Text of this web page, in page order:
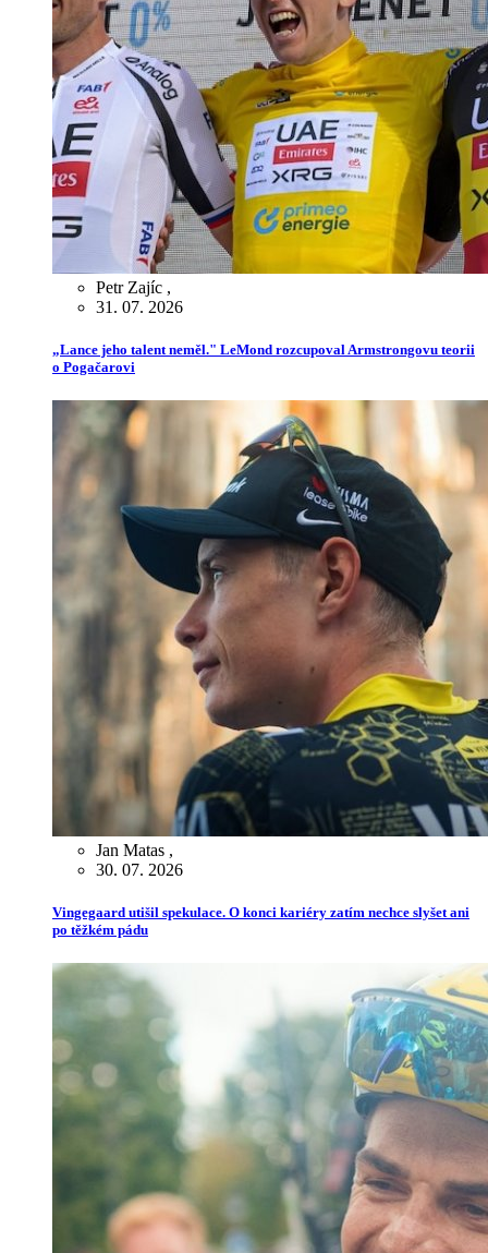
Petr Zajíc ,
31. 07. 2026
„Lance jeho talent neměl." LeMond rozcupoval Armstrongovu teorii
o Pogačarovi
Jan Matas ,
30. 07. 2026
Vingegaard utišil spekulace. O konci kariéry zatím nechce slyšet ani
po těžkém pádu